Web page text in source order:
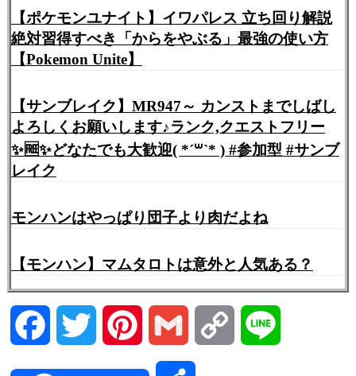
【ポケモンユナイト】イワパレス 立ち回り解説
絶対習得すべき「からをやぶる」最強の使い方
【Pokemon Unite】
【サンブレイク】MR947～ カンストまでしばし
よろしくお願いします♪ランク,クエストフリー
✨🆓✨どなたでも大歓迎( *´꒳`* ) #参加型 #サンブ
レイク
モンハンはやっぱり団子より肉だよね
【モンハン】マムタロトは意外と人気ある？
Facebook Twitter Pinterest Gmail Copy